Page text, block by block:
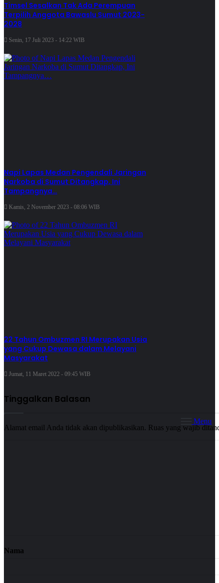
Menu
Timsel Sesalkan Tak Ada Perempuan
Terpilih Anggota Bawaslu Sumut 2023-
2028
Senin, 17 Juli 2023 - 14:22 WIB
Napi Lapas Medan Pengendali Jaringan
Narkoba di Sumut Ditangkap, Ini
Tampangnya…
Kamis, 2 November 2023 - 08:06 WIB
22 Tahun Ombuzmen RI Merupakan Usia
yang Cukup Dewasa dalam Melayani
Masyarakat
Jumat, 11 Maret 2022 - 09:45 WIB
Tinggalkan Balasan
Alamat email Anda tidak akan dipublikasikan. Ruas yang wajib
Nama